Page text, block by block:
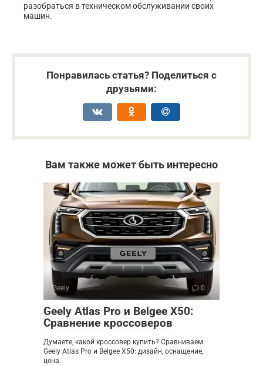
разобраться в техническом обслуживании своих
машин.
Понравилась статья? Поделиться с
друзьями:
Вам также может быть интересно
Geely 0
Geely Atlas Pro и Belgee X50:
Сравнение кроссоверов
Думаете, какой кроссовер купить? Сравниваем
Geely Atlas Pro и Belgee X50: дизайн, оснащение,
цена.